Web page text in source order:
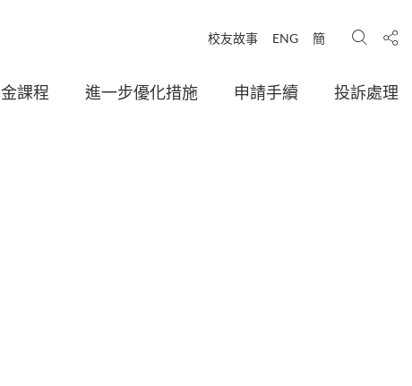
校友故事 ENG 簡 搜尋 分
課程 進一步優化措施 申請手續 投訴處理